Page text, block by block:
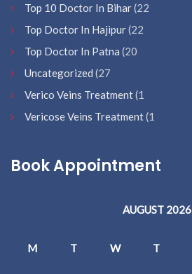
Top 10 Doctor In Bihar(22
Top Doctor In Hajipur(22
Top Doctor In Patna (20
Uncategorized (27
Verico Veins Treatment(1
Vericose Veins Treatment(1
Book Appointment
AUGUST 2026
M T W T